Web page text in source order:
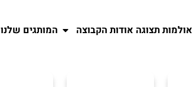
אולמות תצוגה אודות הקבוצה המותגים שלנו